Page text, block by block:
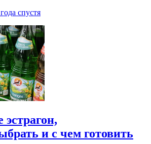
спустя
эстрагон,
и с чем готовить